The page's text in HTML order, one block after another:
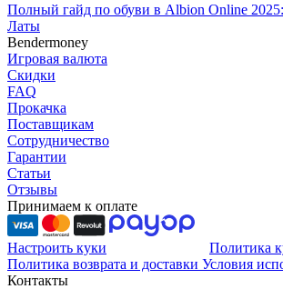
Полный гайд по обуви в Albion Online
Латы
Bendermoney
Игровая валюта
Скидки
FAQ
Прокачка
Поставщикам
Сотрудничество
Гарантии
Статьи
Отзывы
Принимаем к оплате
Настроить куки
Политика
Политика возврата и доставки Условия
Контакты